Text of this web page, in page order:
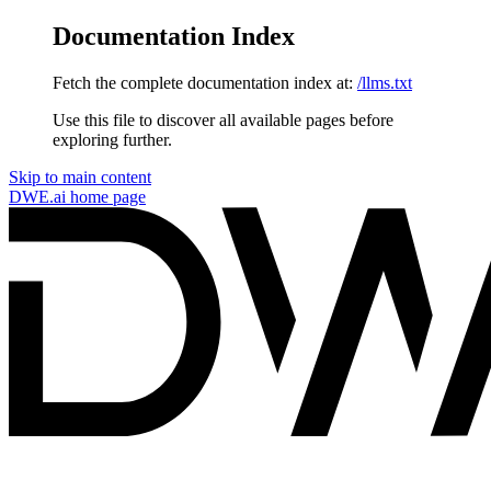
Documentation Index
Fetch the complete documentation index at: /llms.txt
Use this file to discover all available pages before
exploring further.
Skip to main content
DWE.ai home page